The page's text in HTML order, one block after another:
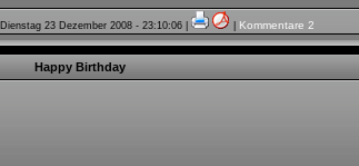
Dienstag 23 Dezember 2008 - 23:10:06| Kommentare 2
Happy Birthday